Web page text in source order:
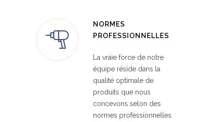
NORMES
PROFESSIONNELLES
La vraie force de notre
équipe réside dans la
qualité optimale de
produits que nous
concevons selon des
normes professionnelles